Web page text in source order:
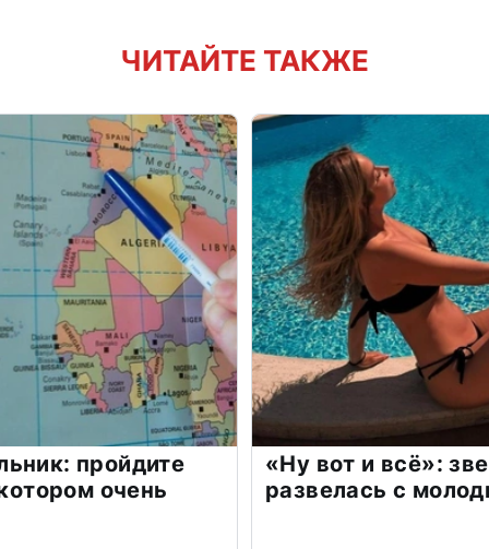
ЧИТАЙТЕ ТАКЖЕ
пройдите
очень
«Ну вот и всё»:
развелась с